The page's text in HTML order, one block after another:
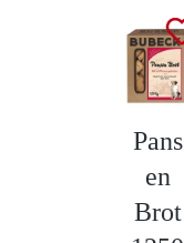
Pans
en
Brot